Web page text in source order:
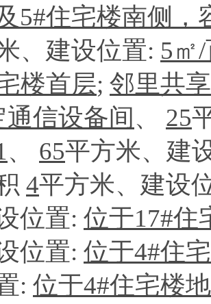
5#住宅楼南侧，
、建设位置: 5㎡
楼首层; 邻里共
通信设备间 、 25
、 65平方米、建
4平方米、建设
位置: 位于17#住
位置: 位于4#住
: 位于4#住宅楼